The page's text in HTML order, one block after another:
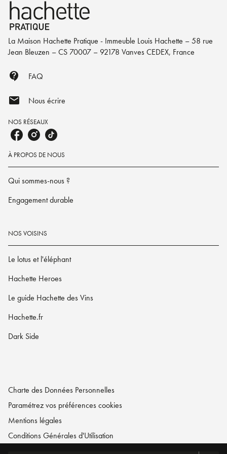
La Maison Hachette Pratique - Immeuble Louis Hachette – 58 rue
Jean Bleuzen – CS 70007 – 92178 Vanves CEDEX, France
contact_support FAQ
mail Nous écrire
NOS RÉSEAUX
À PROPOS DE NOUS
Qui sommes-nous ?
Engagement durable
NOS VOISINS
Le lotus et l'éléphant
Hachette Heroes
Le guide Hachette des Vins
Hachette.fr
Dark Side
Charte des Données Personnelles
Paramétrez vos préférences cookies
Mentions légales
Conditions Générales d'Utilisation